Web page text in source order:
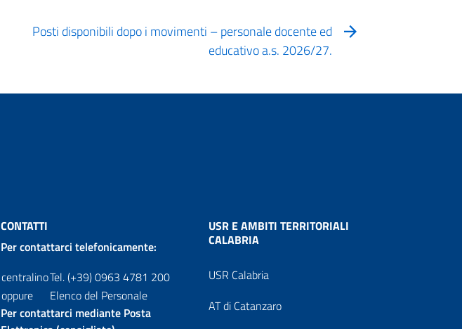
Posti disponibili dopo i movimenti – personale docente ed
educativo a.s. 2026/27.
CONTATTI
Per contattarci telefonicamente:
centralinoTel. (+39) 0963 4781 200
oppure
Elenco del Personale
Per contattarci mediante Posta
USR E AMBITI TERRITORIALI
CALABRIA
USR Calabria
AT di Catanzaro